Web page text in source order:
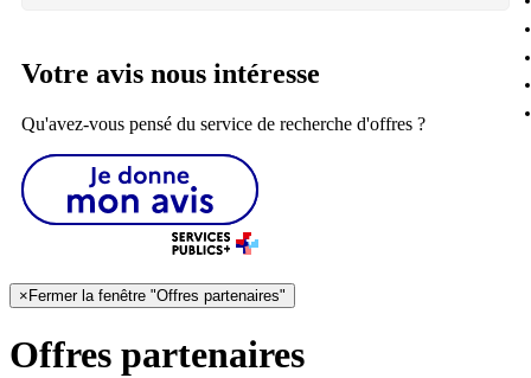
Votre avis nous intéresse
Qu'avez-vous pensé du service de recherche d'offres ?
× Fermer la fenêtre "Offres partenaires"
Offres partenaires